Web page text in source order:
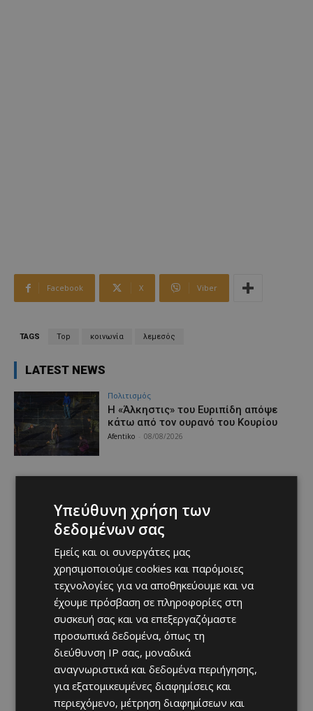
Facebook X Viber
TAGS Top κοινωνία λεμεσός
LATEST NEWS
Πολιτισμός
Η «Άλκηστις» του Ευριπίδη απόψε
κάτω από τον ουρανό του Κουρίου
Afentiko 08/08/2026
Υπεύθυνη χρήση των
δεδομένων σας
Εμείς και οι συνεργάτες μας
χρησιμοποιούμε cookies και παρόμοιες
τεχνολογίες για να αποθηκεύουμε και να
έχουμε πρόσβαση σε πληροφορίες στη
συσκευή σας και να επεξεργαζόμαστε
προσωπικά δεδομένα, όπως τη
διεύθυνση IP σας, μοναδικά
αναγνωριστικά και δεδομένα περιήγησης,
για εξατομικευμένες διαφημίσεις και
περιεχόμενο, μέτρηση διαφημίσεων και